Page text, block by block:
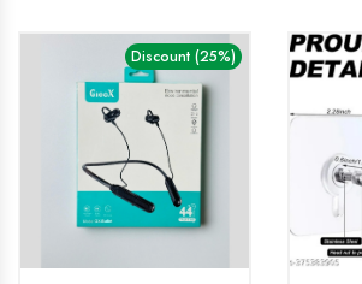
Discount (25%)